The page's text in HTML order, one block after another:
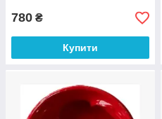
780 ₴
Купити